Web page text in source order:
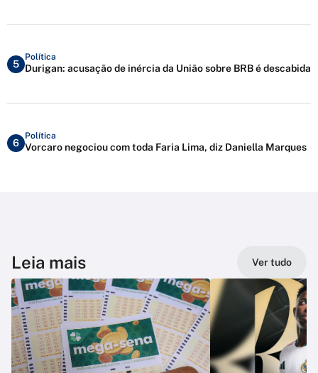
5
Política
Durigan: acusação de inércia da União sobre BRB é descabida
6
Política
Vorcaro negociou com toda Faria Lima, diz Daniella Marques
Leia mais Ver tudo